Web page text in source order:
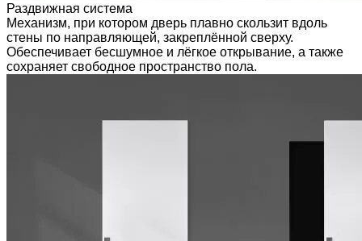
Раздвижная система
Механизм, при котором дверь плавно скользит вдоль
стены по направляющей, закреплённой сверху.
Обеспечивает бесшумное и лёгкое открывание, а также
сохраняет свободное пространство пола.